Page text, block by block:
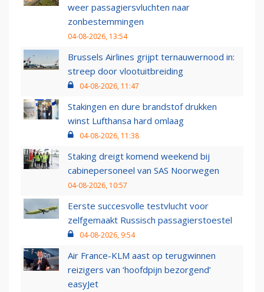
weer passagiersvluchten naar
zonbestemmingen
04-08-2026, 13:54
Brussels Airlines grijpt ternauwernood in:
streep door vlootuitbreiding
04-08-2026, 11:47
Stakingen en dure brandstof drukken
winst Lufthansa hard omlaag
04-08-2026, 11:38
Staking dreigt komend weekend bij
cabinepersoneel van SAS Noorwegen
04-08-2026, 10:57
Eerste succesvolle testvlucht voor
zelfgemaakt Russisch passagierstoestel
04-08-2026, 9:54
Air France-KLM aast op terugwinnen
reizigers van ‘hoofdpijn bezorgend’
easyJet